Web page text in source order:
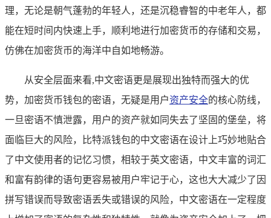
理，无论是朝气蓬勃的年轻人，还是沉稳睿智的中老年人，都
能在短时间内快速上手，顺利地进行加密货币的存储和交易，
仿佛在加密货币的海洋中自如地畅游。
从安全层面来看,中文密语更是展现出独特而强大的优
势，加密货币钱包的密语，无疑是用户资产安全的核心防线，
一旦密语不慎泄露，用户的资产就如同失去了坚固的堡垒，将
面临巨大的风险，比特派钱包的中文密语在设计上巧妙地贴合
了中文使用者的记忆习惯，相较于英文密语，中文丰富的词汇
和富有韵律的语句更容易被用户牢记于心，这也大大减少了因
拼写错误而导致密语丢失或错误的风险，中文密语在一定程度